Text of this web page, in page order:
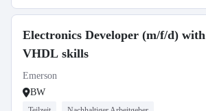
Electronics Developer (m/f/d) with
VHDL skills
Emerson
BW